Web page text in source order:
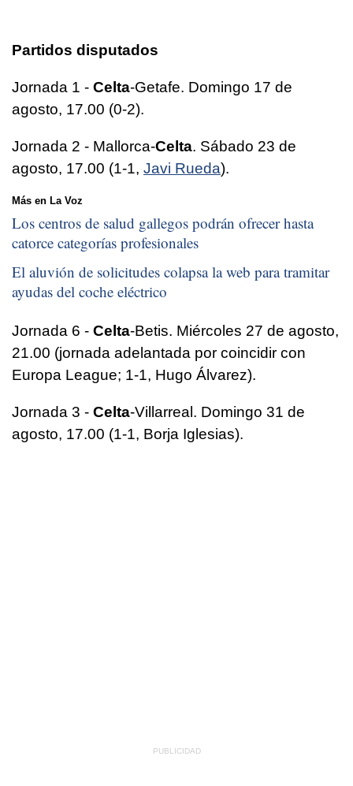
Partidos disputados
Jornada 1 - Celta-Getafe. Domingo 17 de
agosto, 17.00 (0-2).
Jornada 2 - Mallorca-Celta. Sábado 23 de
agosto, 17.00 (1-1, Javi Rueda).
Más en La Voz
Los centros de salud gallegos podrán ofrecer hasta
catorce categorías profesionales
El aluvión de solicitudes colapsa la web para tramitar
ayudas del coche eléctrico
Jornada 6 - Celta-Betis. Miércoles 27 de agosto,
21.00 (jornada adelantada por coincidir con
Europa League; 1-1, Hugo Álvarez).
Jornada 3 - Celta-Villarreal. Domingo 31 de
agosto, 17.00 (1-1, Borja Iglesias).